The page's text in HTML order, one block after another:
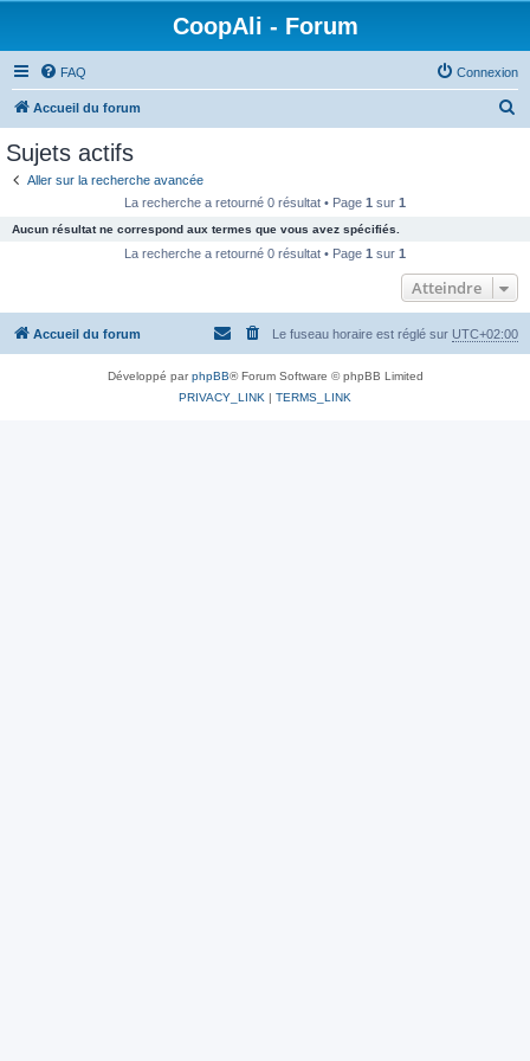
CoopAli - Forum
FAQ Connexion
Accueil du forum
c
e
Sujets actifs
Aller sur la recherche avancée
La recherche a retourné 0 résultat • Page 1 sur 1
Aucun résultat ne correspond aux termes que vous avez spécifiés.
La recherche a retourné 0 résultat • Page 1 sur 1
Atteindre
Accueil du forum Le fuseau horaire est réglé sur UTC+02:00
Développé parphpBB® Forum Software © phpBB Limited
PRIVACY_LINK | TERMS_LINK